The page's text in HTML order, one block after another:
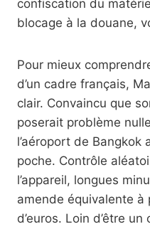
confiscation du
blocage à la douane,
Pour mieux
d’un cadre français,
clair. Convaincu que
poserait problème
l’aéroport de Bangkok
poche. Contrôle
l’appareil, longues
amende équivalente à
d’euros. Loin d’être